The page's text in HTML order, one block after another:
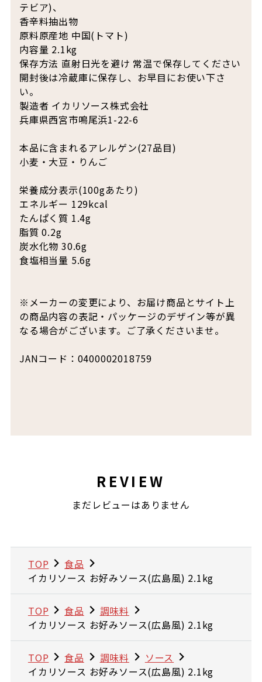
テビア)、
香辛料抽出物
原料原産地 中国(トマト)
内容量 2.1kg
保存方法 直射日光を避け 常温で保存してください
開封後は冷蔵庫に保存し、お早目にお使い下さ
い。
製造者 イカリソース株式会社
兵庫県西宮市鳴尾浜1-22-6
本品に含まれるアレルゲン(27品目)
小麦・大豆・りんご
栄養成分表示(100gあたり)
エネルギー 129kcal
たんぱく質 1.4g
脂質 0.2g
炭水化物 30.6g
食塩相当量 5.6g
※メーカーの変更により、お届け商品とサイト上
の商品内容の表記・パッケージのデザイン等が異
なる場合がございます。ご了承くださいませ。
JANコード：0400002018759
REVIEW
まだレビューはありません
TOP
食品
イカリソース お好みソース(広島風) 2.1kg
TOP 食品
調味料
イカリソース お好みソース(広島風) 2.1kg
TOP 食品 調味料
ソース
イカリソース お好みソース(広島風) 2.1kg